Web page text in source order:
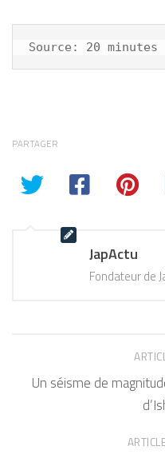
Source: 20 minutes
PARTAGER
JapActu
Fondateur de
Un séisme de